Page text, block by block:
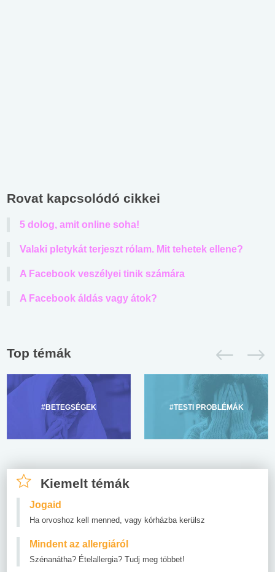
Rovat kapcsolódó cikkei
5 dolog, amit online soha!
Valaki pletykát terjeszt rólam. Mit tehetek ellene?
A Facebook veszélyei tinik számára
A Facebook áldás vagy átok?
Top témák
#BETEGSÉGEK #TESTI PROBLÉMÁK
Kiemelt témák
Jogaid
Ha orvoshoz kell menned, vagy kórházba kerülsz
Mindent az allergiáról
Szénanátha? Ételallergia? Tudj meg többet!